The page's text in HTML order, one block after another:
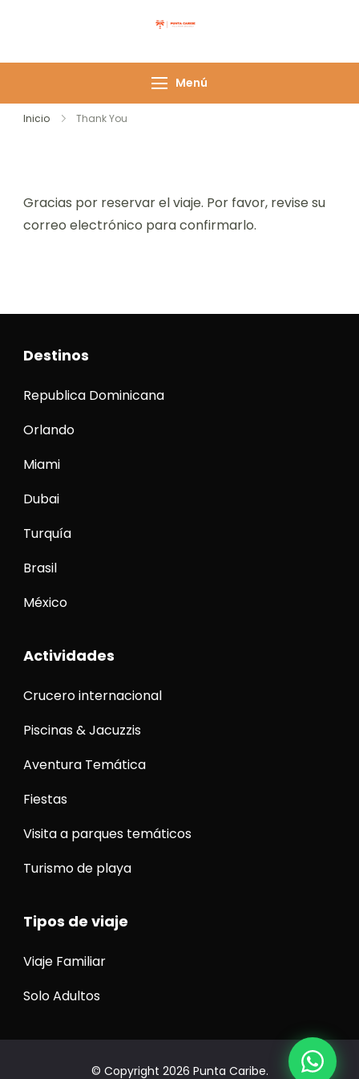
Menú
Inicio Thank You
Gracias por reservar el viaje. Por favor, revise su
correo electrónico para confirmarlo.
Destinos
Republica Dominicana
Orlando
Miami
Dubai
Turquía
Brasil
México
Actividades
Crucero internacional
Piscinas & Jacuzzis
Aventura Temática
Fiestas
Visita a parques temáticos
Turismo de playa
Tipos de viaje
Viaje Familiar
Solo Adultos
© Copyright 2026 Punta Caribe.